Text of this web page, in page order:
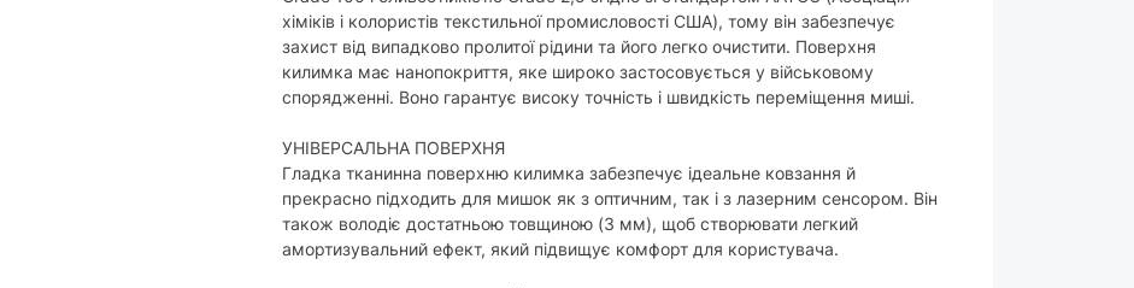
хіміків і колористів текстильної промисловості США), тому він забезпечує
захист від випадково пролитої рідини та його легко очистити. Поверхня
килимка має нанопокриття, яке широко застосовується у військовому
спорядженні. Воно гарантує високу точність і швидкість переміщення миші.
УНІВЕРСАЛЬНА ПОВЕРХНЯ
Гладка тканинна поверхню килимка забезпечує ідеальне ковзання й
прекрасно підходить для мишок як з оптичним, так і з лазерним сенсором. Він
також володіє достатньою товщиною (3 мм), щоб створювати легкий
амортизувальний ефект, який підвищує комфорт для користувача.